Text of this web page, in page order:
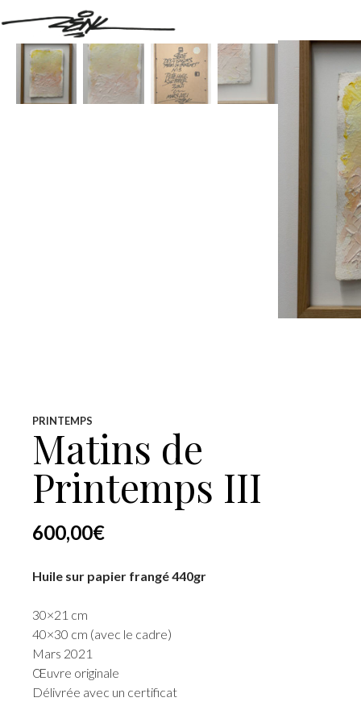
PRINTEMPS
Matins de
Printemps III
600,00€
Huile sur papier frangé 440gr
30×21 cm
40×30 cm (avec le cadre)
Mars 2021
Œuvre originale
Délivrée avec un certificat